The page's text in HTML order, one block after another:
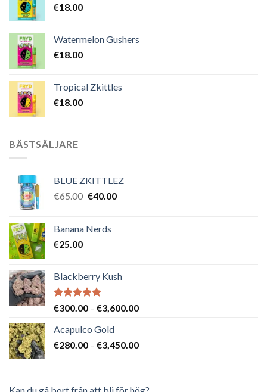
€18.00
Watermelon Gushers
€18.00
Tropical Zkittles
€18.00
BÄSTSÄLJARE
BLUE ZKITTLEZ
€65.00 Det
var:
€40.00Det
Banana Nerds
€25.00
Blackberry Kush
Betygsatt
€300.00 – €3,600.00Prisintervall:
€3,600.00
Acapulco Gold
€280.00 – €3,450.00Prisintervall: